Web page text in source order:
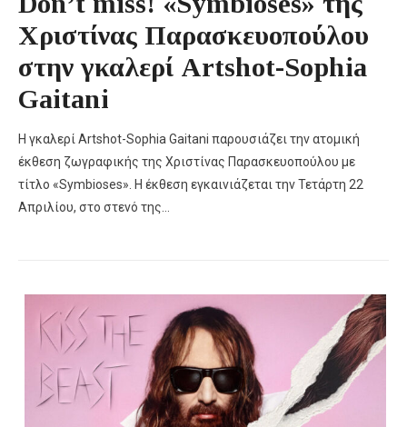
Χριστίνας Παρασκευοπούλου
στην γκαλερί Artshot-Sophia
Gaitani
Η γκαλερί Artshot-Sophia Gaitani παρουσιάζει την ατομική
έκθεση ζωγραφικής της Xριστίνας Παρασκευοπούλου με
τίτλο «Symbioses». Η έκθεση εγκαινιάζεται την Τετάρτη 22
Απριλίου, στο στενό της…